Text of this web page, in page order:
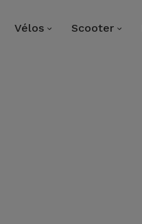
Vélos Scooter